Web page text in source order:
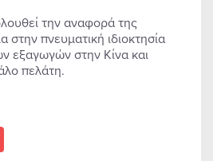
την αναφορά της
στην πνευματική ιδιοκτησία
εξαγωγών στην Κίνα και
πελάτη.